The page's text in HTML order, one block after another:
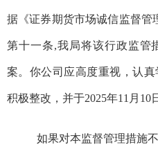
据《证券期货市场诚信监督管
第十一条,我局将该行政监管
案。 你公司应高度重视，认
积极整改 ，并于2025年11月 10
如果对本监督管理措施